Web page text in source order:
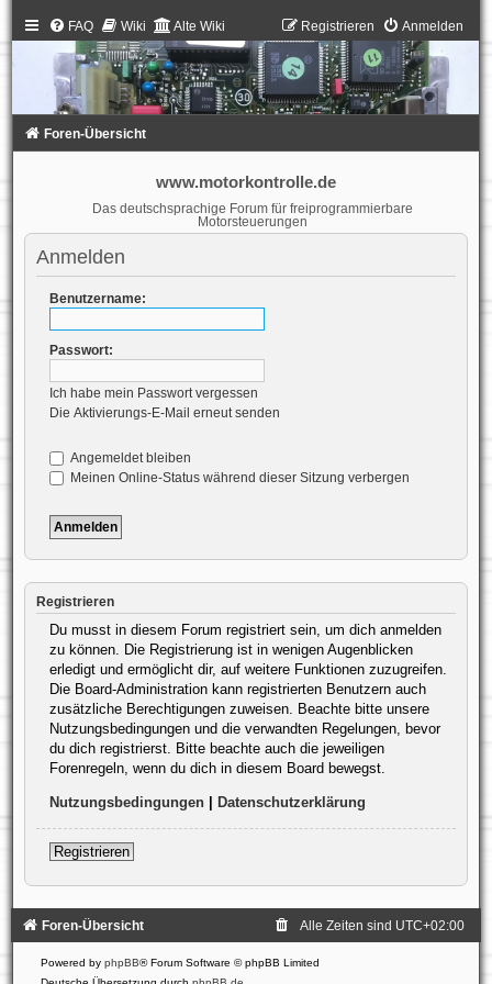
FAQ Wiki Alte Wiki Anmelden
Registrieren
Foren-Übersicht
www.motorkontrolle.de
Das deutschsprachige Forum für freiprogrammierbare
Motorsteuerungen
Anmelden
Benutzername:
Passwort:
Ich habe mein Passwort vergessen
Die Aktivierungs-E-Mail erneut senden
Angemeldet bleiben
Meinen Online-Status während dieser Sitzung verbergen
Registrieren
Du musst in diesem Forum registriert sein, um dich anmelden
zu können. Die Registrierung ist in wenigen Augenblicken
erledigt und ermöglicht dir, auf weitere Funktionen zuzugreifen.
Die Board-Administration kann registrierten Benutzern auch
zusätzliche Berechtigungen zuweisen. Beachte bitte unsere
Nutzungsbedingungen und die verwandten Regelungen, bevor
du dich registrierst. Bitte beachte auch die jeweiligen
Forenregeln, wenn du dich in diesem Board bewegst.
Nutzungsbedingungen| Datenschutzerklärung
Registrieren
Foren-Übersicht Alle Zeiten sind UTC+02:00
Powered by phpBB® Forum Software © phpBB Limited